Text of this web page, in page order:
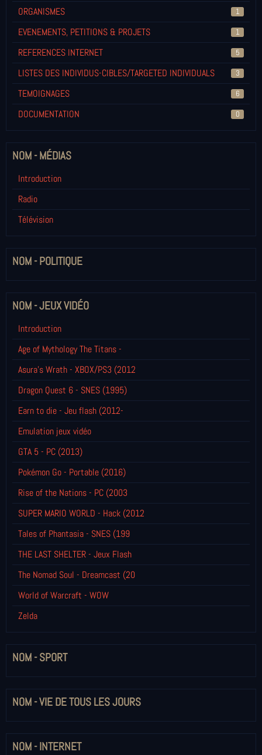
ORGANISMES 1
EVENEMENTS, PETITIONS & PROJETS 1
REFERENCES INTERNET 5
LISTES DES INDIVIDUS-CIBLES/TARGETED INDIVIDUALS 3
TEMOIGNAGES 6
DOCUMENTATION 0
NOM - MÉDIAS
Introduction
Radio
Télévision
NOM - POLITIQUE
NOM - JEUX VIDÉO
Introduction
Age of Mythology The Titans -
Asura's Wrath - XBOX/PS3 (2012
Dragon Quest 6 - SNES (1995)
Earn to die - Jeu flash (2012-
Emulation jeux vidéo
GTA 5 - PC (2013)
Pokémon Go - Portable (2016)
Rise of the Nations - PC (2003
SUPER MARIO WORLD - Hack (2012
Tales of Phantasia - SNES (199
THE LAST SHELTER - Jeux Flash
The Nomad Soul - Dreamcast (20
World of Warcraft - WOW
Zelda
NOM - SPORT
NOM - VIE DE TOUS LES JOURS
NOM - INTERNET